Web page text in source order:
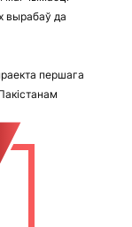
вырабаў да
першага